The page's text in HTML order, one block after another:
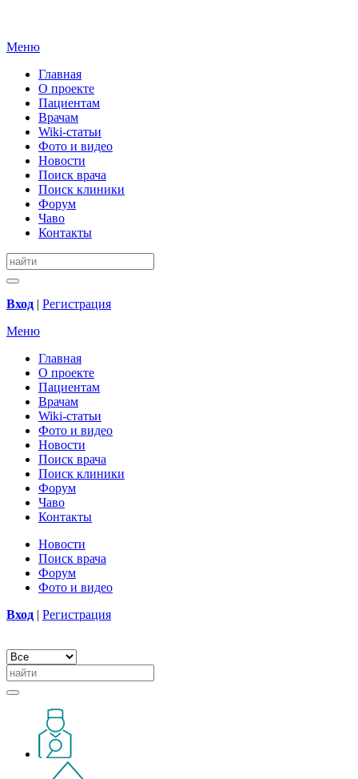
Меню
Главная
О проекте
Пациентам
Врачам
Wiki-статьи
Фото и видео
Новости
Поиск врача
Поиск клиники
Форум
Чаво
Контакты
Вход | Регистрация
Меню
Главная
О проекте
Пациентам
Врачам
Wiki-статьи
Фото и видео
Новости
Поиск врача
Поиск клиники
Форум
Чаво
Контакты
Новости
Поиск врача
Форум
Фото и видео
Вход | Регистрация